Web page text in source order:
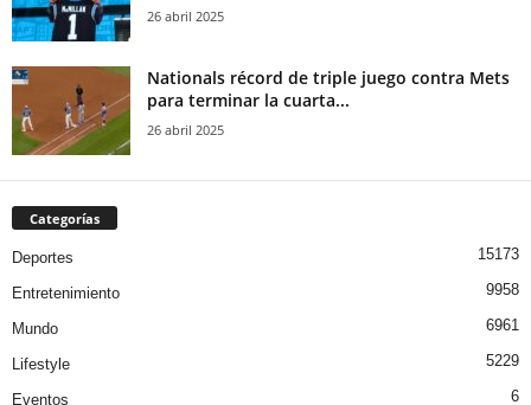
26 abril 2025
Nationals récord de triple juego contra Mets
para terminar la cuarta...
26 abril 2025
Categorías
Deportes 15173
Entretenimiento 9958
Mundo 6961
Lifestyle 5229
Eventos 6